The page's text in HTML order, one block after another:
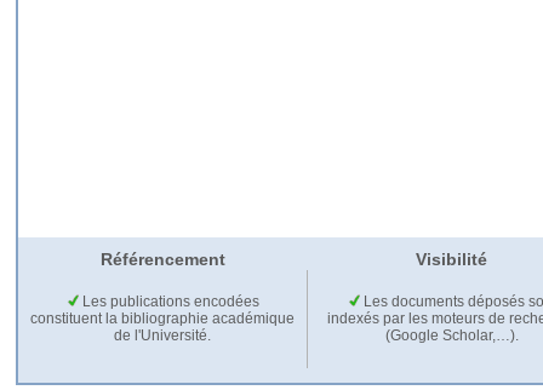
Référencement Visibilité
Les publications encodées
constituent la bibliographie académique
de l'Université.
Les documents déposés
indexés par les moteurs de
(Google Scholar,…).